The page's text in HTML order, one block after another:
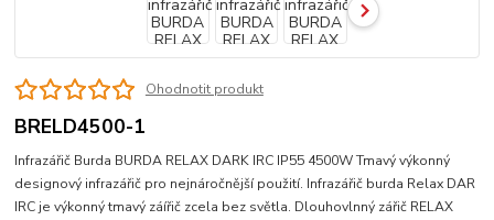
Ohodnotit produkt
BRELD4500-1
Infrazářič Burda BURDA RELAX DARK IRC IP55 4500W Tmavý výkonný
designový infrazářič pro nejnáročnější použití. Infrazářič burda Relax DAR
IRC je výkonný tmavý záířič zcela bez světla. Dlouhovlnný zářič RELAX